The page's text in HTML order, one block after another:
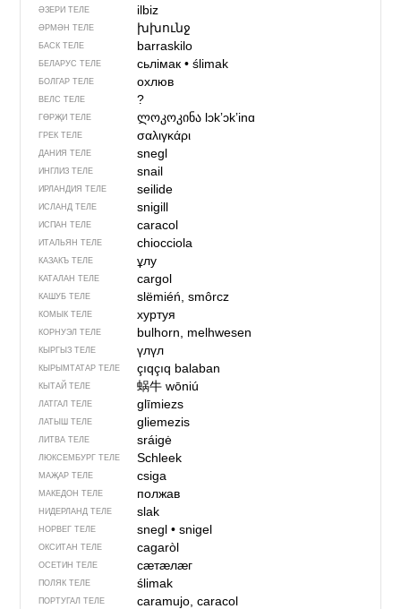
ӘЗЕРИ ТЕЛЕ ilbiz
ӘРМӘН ТЕЛЕ խխունջ
БАСК ТЕЛЕ barraskilo
БЕЛАРУС ТЕЛЕ сьлімак• ślimak
БОЛГАР ТЕЛЕ охлюв
ВЕЛС ТЕЛЕ ?
ГӨРҖИ ТЕЛЕ ლოკოკინა lɔkʼɔkʼinɑ
ГРЕК ТЕЛЕ σαλιγκάρι
ДАНИЯ ТЕЛЕ snegl
ИНГЛИЗ ТЕЛЕ snail
ИРЛАНДИЯ ТЕЛЕ seilide
ИСЛАНД ТЕЛЕ snigill
ИСПАН ТЕЛЕ caracol
ИТАЛЬЯН ТЕЛЕ chiocciola
КАЗАКЪ ТЕЛЕ ұлу
КАТАЛАН ТЕЛЕ cargol
КАШУБ ТЕЛЕ slëmiéń, smôrcz
КОМЫК ТЕЛЕ хуртуя
КОРНУЭЛ ТЕЛЕ bulhorn, melhwesen
КЫРГЫЗ ТЕЛЕ үлүл
КЫРЫМТАТАР ТЕЛЕ çıqçıq balaban
КЫТАЙ ТЕЛЕ 蜗牛wōniú
ЛАТГАЛ ТЕЛЕ glīmiezs
ЛАТЫШ ТЕЛЕ gliemezis
ЛИТВА ТЕЛЕ sráigė
ЛЮКСЕМБУРГ ТЕЛЕ Schleek
МАҖАР ТЕЛЕ csiga
МАКЕДОН ТЕЛЕ полжав
НИДЕРЛАНД ТЕЛЕ slak
НОРВЕГ ТЕЛЕ snegl• snigel
ОКСИТАН ТЕЛЕ cagaròl
ОСЕТИН ТЕЛЕ сӕтӕлӕг
ПОЛЯК ТЕЛЕ ślimak
ПОРТУГАЛ ТЕЛЕ caramujo, caracol